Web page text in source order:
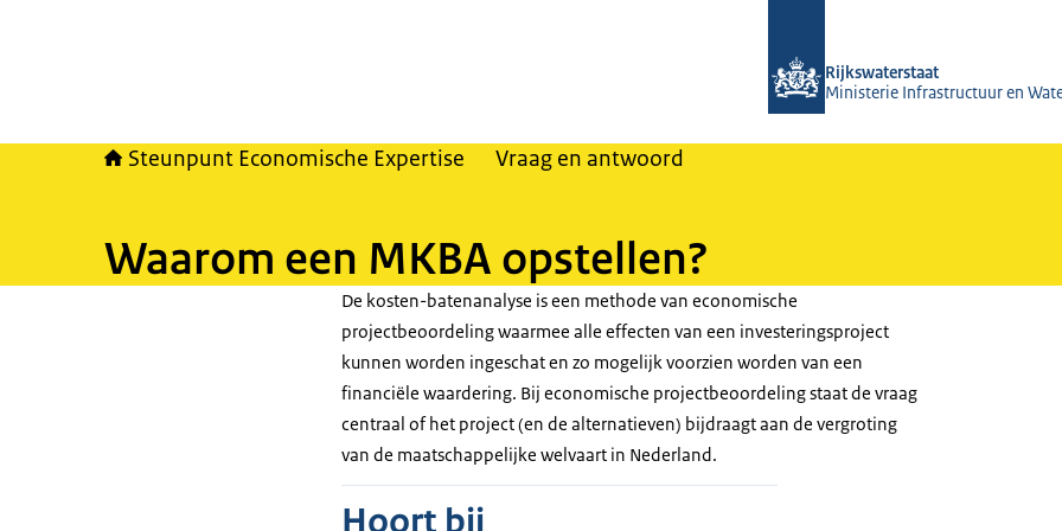
Rijkswaterstaat
Ministerie Infrastructuur en
Steunpunt Economische Expertise Vraag en antwoord
Waarom een MKBA opstellen?
De kosten-batenanalyse is een methode van economische
projectbeoordeling waarmee alle effecten van een investeringsproject
kunnen worden ingeschat en zo mogelijk voorzien worden van een
financiële waardering. Bij economische projectbeoordeling staat de vraag
centraal of het project (en de alternatieven) bijdraagt aan de vergroting
van de maatschappelijke welvaart in Nederland.
Hoort bij